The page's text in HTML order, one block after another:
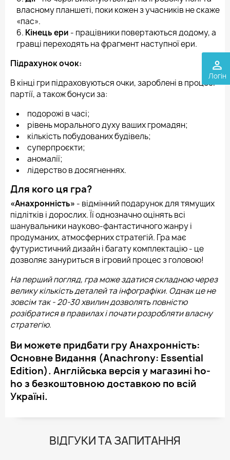
perm_identity
Логін
власному планшеті, поки кожен з учасників не скаже
«пас».
Кінець ери - працівники повертаються додому, а
гравці переходять на фрагмент наступної ери.
Підрахунок очок:
В кінці гри підраховуються очки, зароблені в процесі
партії, а також бонуси за:
подорожі в часі;
рівень морального духу ваших громадян;
кількість побудованих будівель;
суперпроєкти;
аномалії;
лідерство в досягненнях.
Для кого ця гра?
«Анахронність» - відмінний подарунок для тямущих
підлітків і дорослих. Її однозначно оцінять всі
шанувальники науково-фантастичного жанру і
продуманих, атмосферних стратегій. Гра має
футуристичний дизайн і багату комплектацію - це
дозволяє зануриться в ігровий процес з головою!
На перший погляд, гра може здатися складною через
велику кількість деталей та інфографіки. Однак це не
зовсім так - 20-30 хвилин дозволять повністю
розібратися в правилах і почати розробляти власну
стратегію.
Ви можете придбати гру Анахронність:
Основне Видання (Anachrony: Essential
Edition). Англійська версія у магазині ho-
ho з безкоштовною доставкою по всій
Україні.
ВІДГУКИ ТА ЗАПИТАННЯ